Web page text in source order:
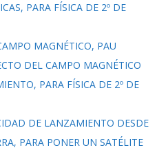
PARA FÍSICA DE 2º DE
MAGNÉTICO, PAU
DEL CAMPO MAGNÉTICO
PARA FÍSICA DE 2º DE
DE LANZAMIENTO DESDE
PARA PONER UN SATÉLITE